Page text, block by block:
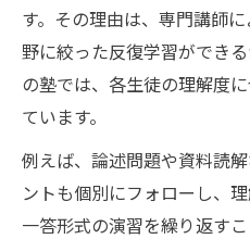
す。その理由は、専門講師
野に絞った反復学習ができ
の塾では、各生徒の理解度
ています。
例えば、論述問題や資料読
ントも個別にフォローし、
一答形式の演習を繰り返す